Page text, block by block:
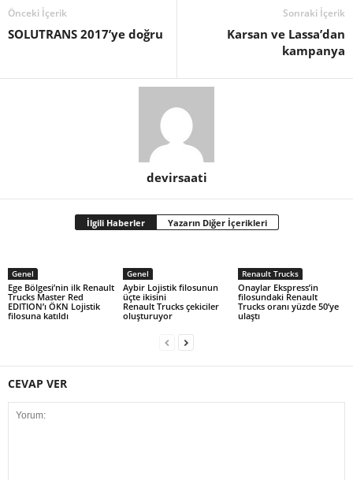
Önceki İçerik
SOLUTRANS 2017’ye doğru
Sonraki İçerik
Karsan ve Lassa’dan
kampanya
devirsaati
İlgili Haberler Yazarın Diğer İçerikleri
Genel
Ege Bölgesi’nin ilk Renault
Trucks Master Red
EDITION’ı ÖKN Lojistik
filosuna katıldı
Genel
Aybir Lojistik filosunun
üçte ikisini
Renault Trucks çekiciler
oluşturuyor
Renault Trucks
Onaylar Ekspress’in
filosundaki Renault
Trucks oranı yüzde 50’ye
ulaştı
CEVAP VER